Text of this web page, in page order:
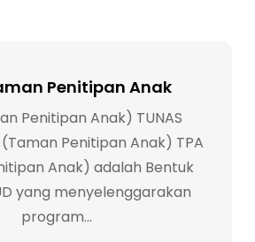
belajar aktif,
dengan
Disiplin yang
didukung sarana dan
miliki yaitu
representatif dan
Penitipan Anak
Penitipan Anak) TUNAS
(Taman Penitipan Anak) TPA
Anak) adalah Bentuk
yang menyelenggarakan
program…